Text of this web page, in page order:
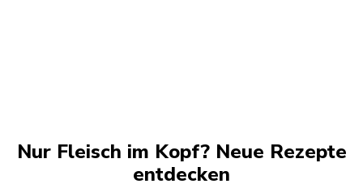
Nur Fleisch im Kopf? Neue Rezepte
entdecken